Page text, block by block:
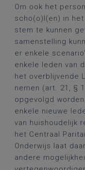
Om ook het
scho(o)l(en) in
stem te kunnen
samenstelling
er enkele
enkele leden van
het overblijvende
nemen (art. 21, §
opgevolgd
enkele nieuwe
van huishoudelijk
het Centraal
Onderwijs laat
andere